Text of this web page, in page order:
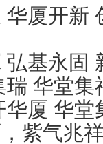
华厦开新
弘基永固
瑞 华堂
华厦 华堂
紫气兆